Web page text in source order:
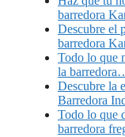
barredora
Descubre el
barredora
Todo lo que
la
Descubre la
Barredora
Todo lo que
barredora